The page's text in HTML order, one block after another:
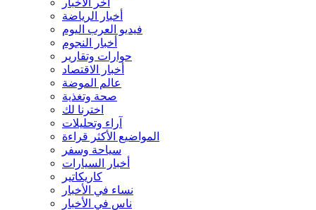
أخبار الرياضة
فيديو العرب اليوم
أخبار النجوم
حوارات وتقارير
أخبار الاقتصاد
عالم الموضة
صحة وتغذية
اخترنا لك
آراء وتحليلات
المواضيع الأكثر قراءة
سياحة وسفر
أخبار السيارات
كاريكاتير
نساء في الأخبار
ناس في الأخبار